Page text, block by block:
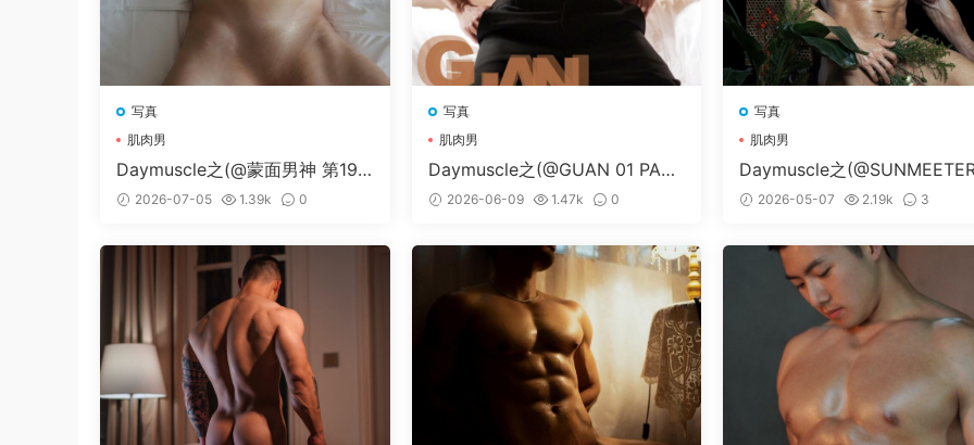
写真
肌肉男
Daymuscle之(@蒙面男神 第196
期 VOL 1-2）
2026-07-05 1.39k 0
写真
肌肉男
Daymuscle之(@GUAN 01 PART
02）2026-06-09 1.47k 0
写真
肌肉男
Daymuscle之
1）2026-05-07 2.19k 3